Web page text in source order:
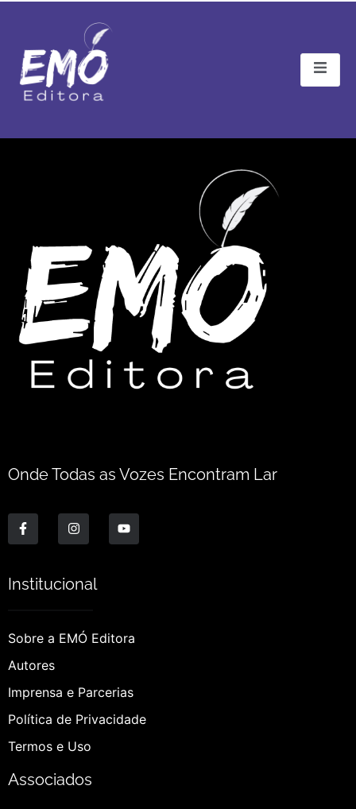
Termos e Uso
Onde Todas as Vozes Encontram Lar
Institucional
Sobre a EMÓ Editora
Autores
Imprensa e Parcerias
Política de Privacidade
Termos e Uso
Associados